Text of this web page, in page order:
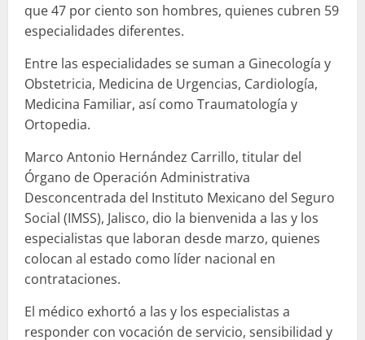
que 47 por ciento son hombres, quienes cubren 59
especialidades diferentes.
Entre las especialidades se suman a Ginecología y
Obstetricia, Medicina de Urgencias, Cardiología,
Medicina Familiar, así como Traumatología y
Ortopedia.
Marco Antonio Hernández Carrillo, titular del
Órgano de Operación Administrativa
Desconcentrada del Instituto Mexicano del Seguro
Social (IMSS), Jalisco, dio la bienvenida a las y los
especialistas que laboran desde marzo, quienes
colocan al estado como líder nacional en
contrataciones.
El médico exhortó a las y los especialistas a
responder con vocación de servicio, sensibilidad y